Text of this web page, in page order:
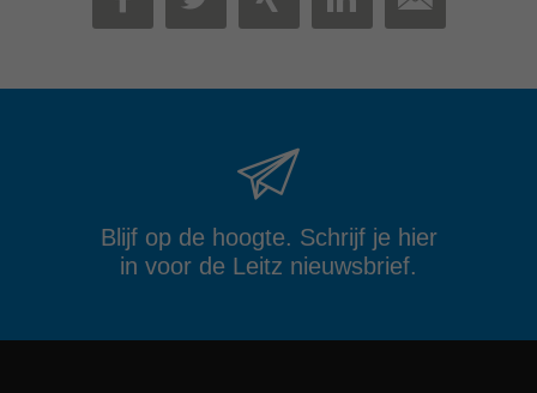
FACEBOOK
TWITTER
XINGLINKEDIN
MAIL
Blijf op de hoogte. Schrijf je hier
in voor de Leitz nieuwsbrief.